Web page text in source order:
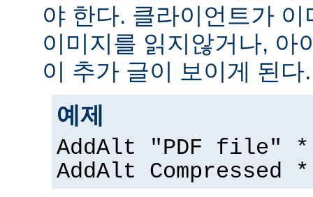
야 한다. 클라이언트가
이미지를 읽지않거나, 아
이 추가 글이 보이게 된다.
예제
AddAlt "PDF file"
AddAlt